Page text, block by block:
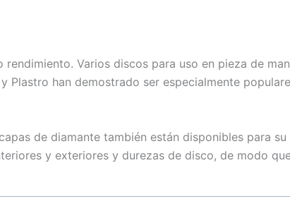
Varios discos para uso en pieza de
han demostrado ser especialmente
de diamante también están disponibles para
y exteriores y durezas de disco, de modo